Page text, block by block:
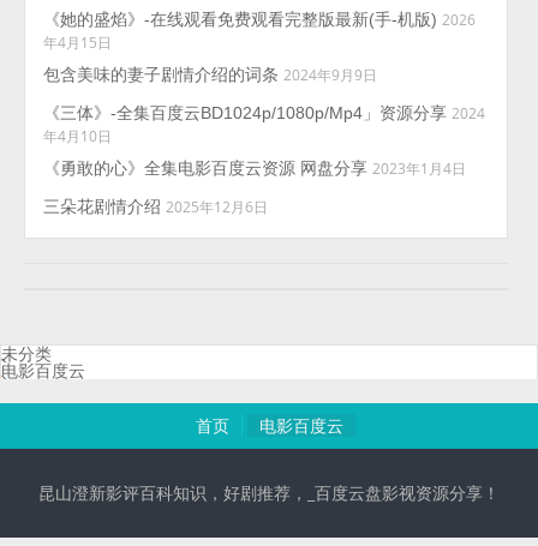
《她的盛焰》-在线观看免费观看完整版最新(手-机版) 2026
年4月15日
包含美味的妻子剧情介绍的词条 2024年9月9日
《三体》-全集百度云BD1024p/1080p/Mp4」资源分享 2024
年4月10日
《勇敢的心》全集电影百度云资源 网盘分享 2023年1月4日
三朵花剧情介绍 2025年12月6日
未分类
电影百度云
首页 电影百度云
昆山澄新影评百科知识，好剧推荐，_百度云盘影视资源分享！